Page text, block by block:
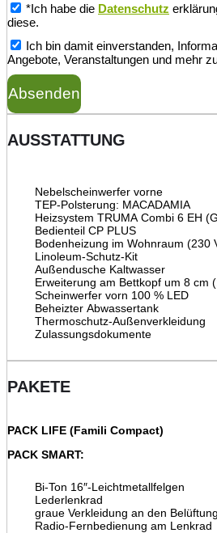
*Ich habe die Datenschutz
diese.
Ich bin damit einverstanden,
Angebote, Veranstaltungen und mehr
Absenden
AUSSTATTUNG
Nebelscheinwerfer vorne
TEP-Polsterung: MACADAMIA
Heizsystem TRUMA Combi 6 EH
Bedienteil CP PLUS
Bodenheizung im Wohnraum (230
Linoleum-Schutz-Kit
Außendusche Kaltwasser
Erweiterung am Bettkopf um 8 cm
Scheinwerfer vorn 100 % LED
Beheizter Abwassertank
Thermoschutz-Außenverkleidung
Zulassungsdokumente
PAKETE
PACK LIFE (Famili Compact)
PACK SMART:
Bi-Ton 16″-Leichtmetallfelgen
Lederlenkrad
graue Verkleidung an den
Radio-Fernbedienung am Lenkrad